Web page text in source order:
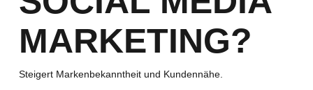
MARKETING?
Steigert Markenbekanntheit und Kundennähe.